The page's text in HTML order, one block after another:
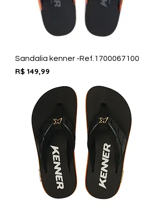
Sandalia kenner -Ref.1700067100
Preço
R$ 149,99